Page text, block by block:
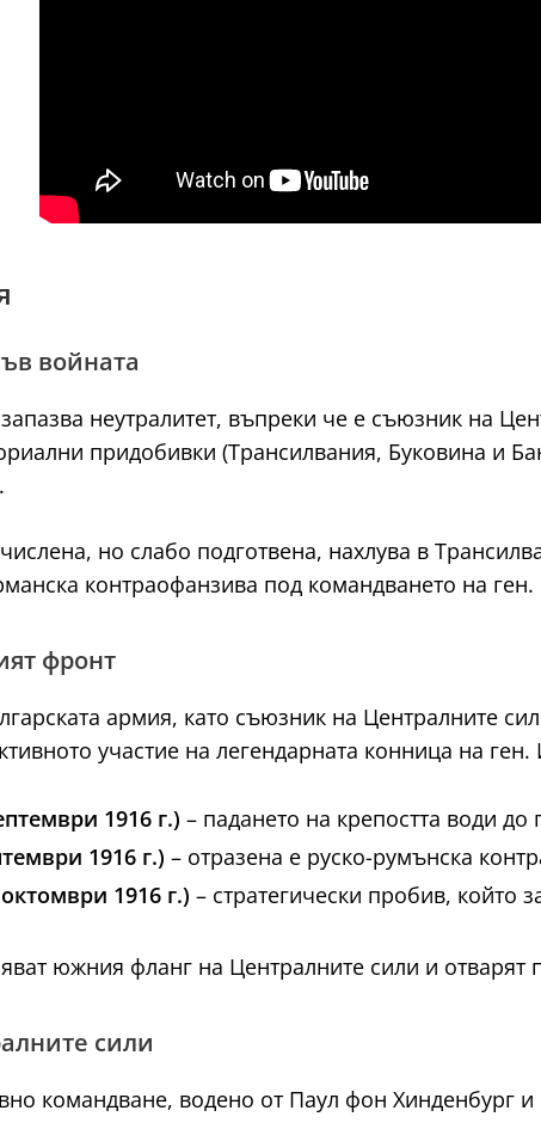
войната
неутралитет, въпреки че е съюзник на
придобивки (Трансилвания, Буковина и
.
но слабо подготвена, нахлува в
контраофанзива под командването на
фронт
армия, като съюзник на Централните
участие на легендарната конница на
1916 г.) – падането на крепостта води
1916 г.) – отразена е руско-румънска
1916 г.) – стратегически пробив, който
южния фланг на Централните сили и
сили
командване, водено от Паул фон Хинденбург